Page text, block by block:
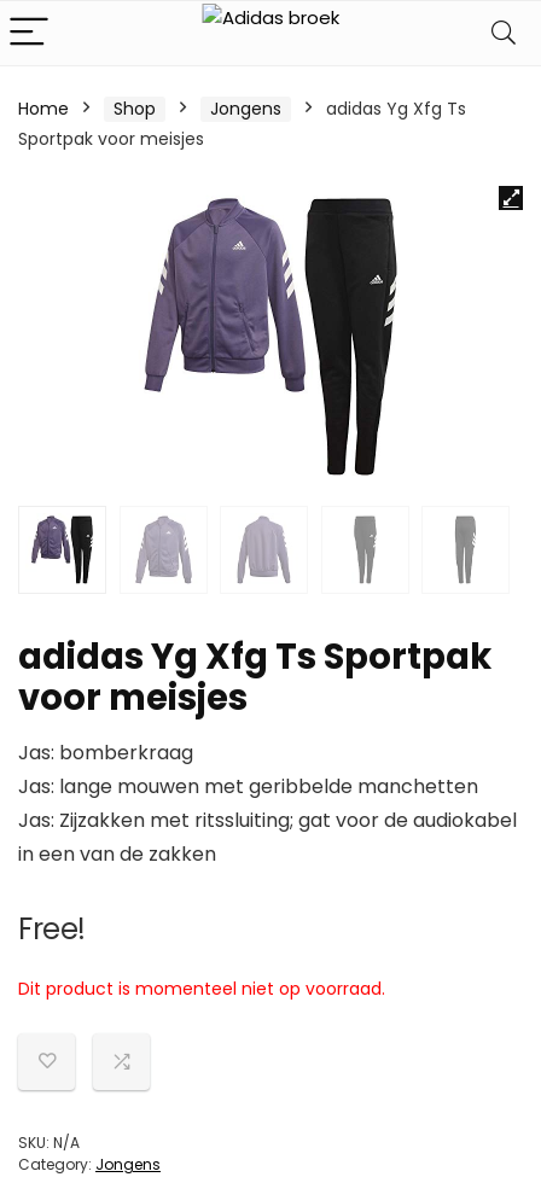
Home Shop Jongens
adidas Yg Xfg Ts
Sportpak voor meisjes
adidas Yg Xfg Ts Sportpak
voor meisjes
Jas: bomberkraag
Jas: lange mouwen met geribbelde manchetten
Jas: Zijzakken met ritssluiting; gat voor de audiokabel
in een van de zakken
Free!
Dit product is momenteel niet op voorraad.
SKU: N/A
Category: Jongens